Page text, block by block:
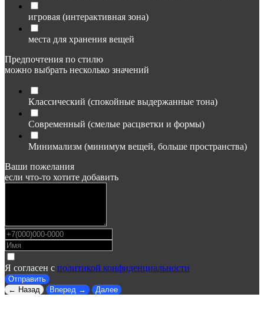
игровая (интерактивная зона)
места для хранения вещей
Предпочтения по стилю
можно выбрать несколько значений
Классический (спокойные выдержанные тона)
Современный (смелые расцветки и формы)
Минимализм (минимум вещей, больше пространства)
Ваши пожелания
если что-то хотите добавить
Я согласен с политикой конфиденциальности
Отправить
← Назад
Вперед → Далее